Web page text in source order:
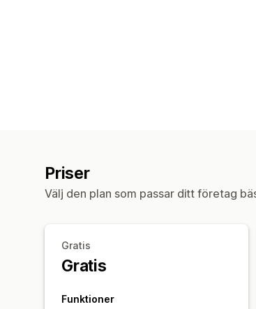
Priser
Välj den plan som passar ditt företag
Gratis
Gratis
Funktioner